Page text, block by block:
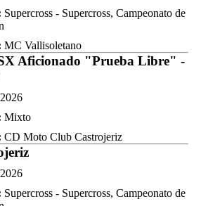
Supercross - Supercross, Campeonato de
MC Vallisoletano
Aficionado "Prueba Libre" -
Mixto
CD Moto Club Castrojeriz
Supercross - Supercross, Campeonato de